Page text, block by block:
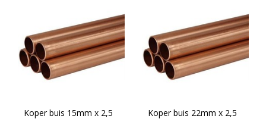
Koper buis 15mm x 2,5
Koper buis 22mm x 2,5